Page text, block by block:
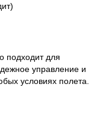
подходит для
управление и
условиях полета.